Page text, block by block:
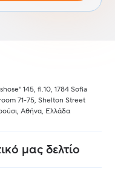
145, fl.10, 1784 Sofia
71-75, Shelton Street
Αθήνα, Ελλάδα
μας δελτίο